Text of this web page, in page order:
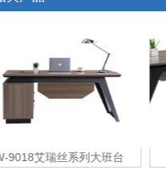
9018艾瑞丝系列大班台